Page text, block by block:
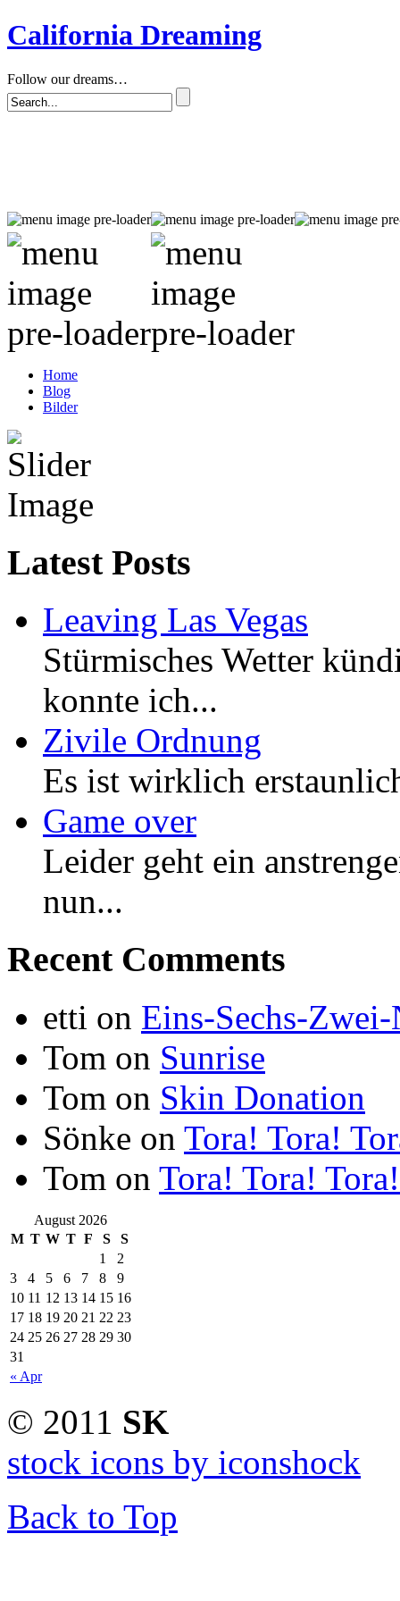
California Dreaming
Follow our dreams…
Home
Blog
Bilder
Latest Posts
Leaving Las Vegas
Stürmisches Wetter
konnte ich...
Zivile Ordnung
Es ist wirklich
Game over
Leider geht ein
nun...
Recent Comments
etti on Eins-Sechs-Zwei-
Tom on Sunrise
Tom on Skin Donation
Sönke on Tora! Tora!
Tom on Tora! Tora! Tora!
August 2026
M T W T F S S
« Apr
1
2
3
4 5 6 7 8
9
10 11 12 13 14 15 16
17 18 19 20 21 22 23
24 25 26 27 28 29 30
31
© 2011 SK
stock icons by iconshock
Back to Top